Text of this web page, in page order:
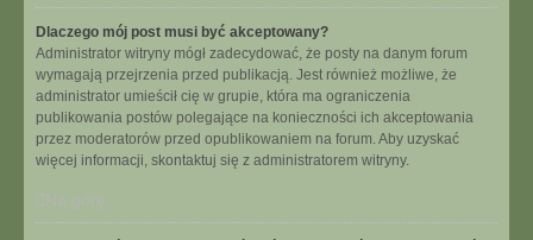
Dlaczego mój post musi być akceptowany?
Administrator witryny mógł zadecydować, że posty na danym forum
wymagają przejrzenia przed publikacją. Jest również możliwe, że
administrator umieścił cię w grupie, która ma ograniczenia
publikowania postów polegające na konieczności ich akceptowania
przez moderatorów przed opublikowaniem na forum. Aby uzyskać
więcej informacji, skontaktuj się z administratorem witryny.
Na górę